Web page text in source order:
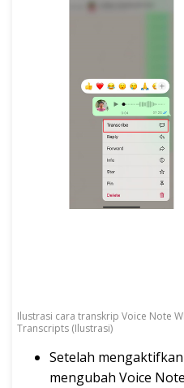
Ilustrasi cara transkrip Voice Note
Transcripts (Ilustrasi)
Setelah
mengubah Voice